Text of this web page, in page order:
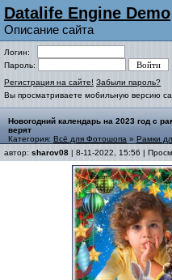
Datalife Engine Demo
Описание сайта
Логин:
Пароль:
Регистрация на сайте! Забыли пароль?
Вы просматриваете мобильную версию
Новогодний календарь на 2023 год с
верят
Категория: Всё для Фотошопа » Рамки
автор: sharov08 | 8-11-2022, 15:56 |